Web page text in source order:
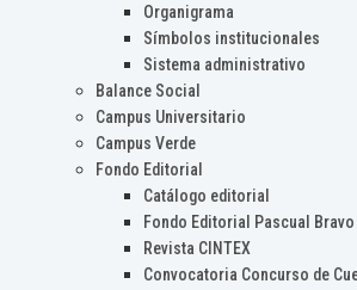
Organigrama
Símbolos institucionales
Sistema administrativo
Balance Social
Campus Universitario
Campus Verde
Fondo Editorial
Catálogo editorial
Fondo Editorial Pascual Bravo
Revista CINTEX
Convocatoria Concurso de